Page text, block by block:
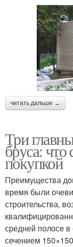
читать дальше →
Три
бруса: что
покупкой
Преимущества
время были
строительства,
средней полосе
сечением